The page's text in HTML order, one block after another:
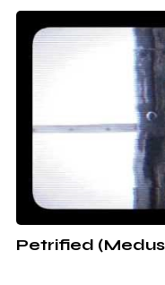
Petrified